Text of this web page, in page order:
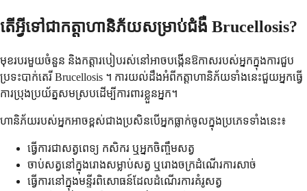
តើអ្វីទៅជាកត្តាហានិភ័យសម្រាប់ជំងឺ Brucellosis?
មុខរបរមួយចំនួន និងកត្តារបៀបរស់នៅអាចបង្កើនឱកាសរបស់អ្នកក្នុងការជួប
ប្រទះបាក់តេរី Brucellosis ។ ការយល់ដឹងអំពីកត្តាហានិភ័យទាំងនេះជួយអ្នកធ្វើ
ការប្រុងប្រយ័ត្នសមស្របដើម្បីការពារខ្លួនអ្នក។
ហានិភ័យរបស់អ្នកអាចខ្ពស់ជាងប្រសិនបើអ្នកធ្លាក់ចូលក្នុងប្រភេទទាំងនេះ៖
ធ្វើការជាសត្វពេទ្យ កសិករ ឬអ្នកចិញ្ចឹមសត្វ
ចាប់សត្វនៅក្នុងរោងសម្លាប់សត្វ ឬរោងចក្រដំណើរការសាច់
ធ្វើការនៅក្នុងមន្ទីរពិសោធន៍ដែលដំណើរការគំរូសត្វ